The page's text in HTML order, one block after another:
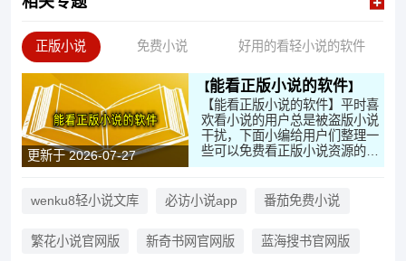
正版小说 免费小说 好用的看轻小说的软件
更新于 2026-07-27
能看正版小说的软件
【能看正版小说的软件】平时喜
欢看小说的用户总是被盗版小说
干扰，下面小编给用户们整理一
些可以免费看正版小说资源的平
台。在这里带来的小说类型非常
证更新的小说资源师正版的。用
户们可以根据需要来搜索想看的
读需求。大家需要来这里下载软
wenku8轻小说文库 必访小说app 番茄免费小说
繁花小说官网版 新奇书网官网版 蓝海搜书官网版